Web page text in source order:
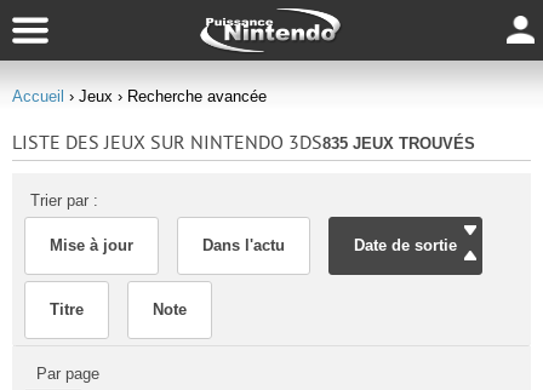
Accueil › Jeux › Recherche avancée
LISTE DES JEUX SUR NINTENDO 3DS835 JEUX TROUVÉS
Trier par :
Mise à jour Dans l'actu Date de sortie
Titre Note
Par page